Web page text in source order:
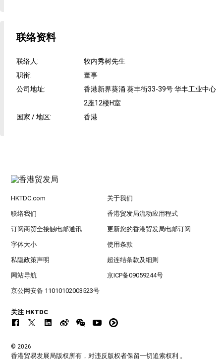
联络资料
联络人:
牧内秀树先生
职衔:
董事
公司地址:
香港新界葵涌 葵丰街33-39号 华丰工业中心
2座12楼H室
国家 / 地区: 香港
HKTDC.com 关于我们
联络我们 香港贸发局流动应用程式
订阅商贸全接触电邮通讯 更新您的香港贸发局电邮订阅
字体大小 使用条款
私隐政策声明 超连结条款及细则
网站导航 京ICP备09059244号
京公网安备 11010102003523号
关注 HKTDC
© 2026
香港贸易发展局版权所有，对违反版权者保留一切追索权利 。